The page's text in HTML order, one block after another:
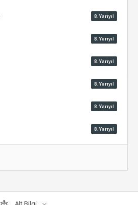
8.Yarıyıl
8.Yarıyıl
8.Yarıyıl
8.Yarıyıl
8.Yarıyıl
8.Yarıyıl